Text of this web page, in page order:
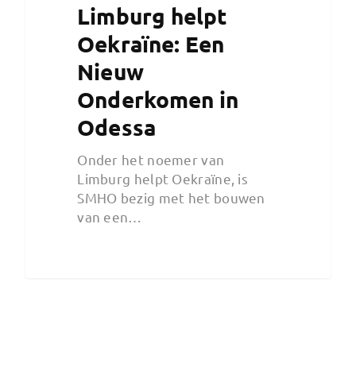
Limburg helpt
Oekraïne: Een
Nieuw
Onderkomen in
Odessa
Onder het noemer van
Limburg helpt Oekraïne, is
SMHO bezig met het bouwen
van een…